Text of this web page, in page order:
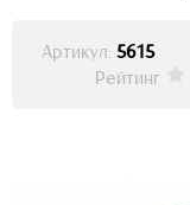
Артикул: 5615
Рейтинг